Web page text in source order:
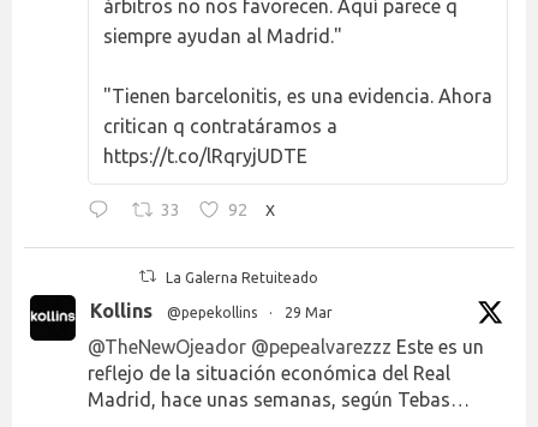
árbitros no nos favorecen. Aquí parece q
siempre ayudan al Madrid."
"Tienen barcelonitis, es una evidencia. Ahora
critican q contratáramos a
https://t.co/lRqryjUDTE
33 92 X
La Galerna Retuiteado
Kollins @pepekollins · 29 Mar
@TheNewOjeador @pepealvarezzz Este es un
reflejo de la situación económica del Real
Madrid, hace unas semanas, según Tebas…